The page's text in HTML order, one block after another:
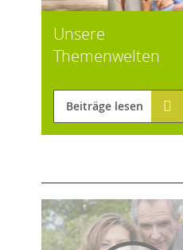
Unsere
Themenwelten
Beiträge lesen